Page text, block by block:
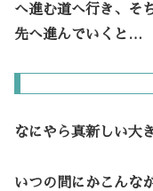
へ進む道へ行き、そ
先へ進んでいくと…
なにやら真新しい大
いつの間にかこんな